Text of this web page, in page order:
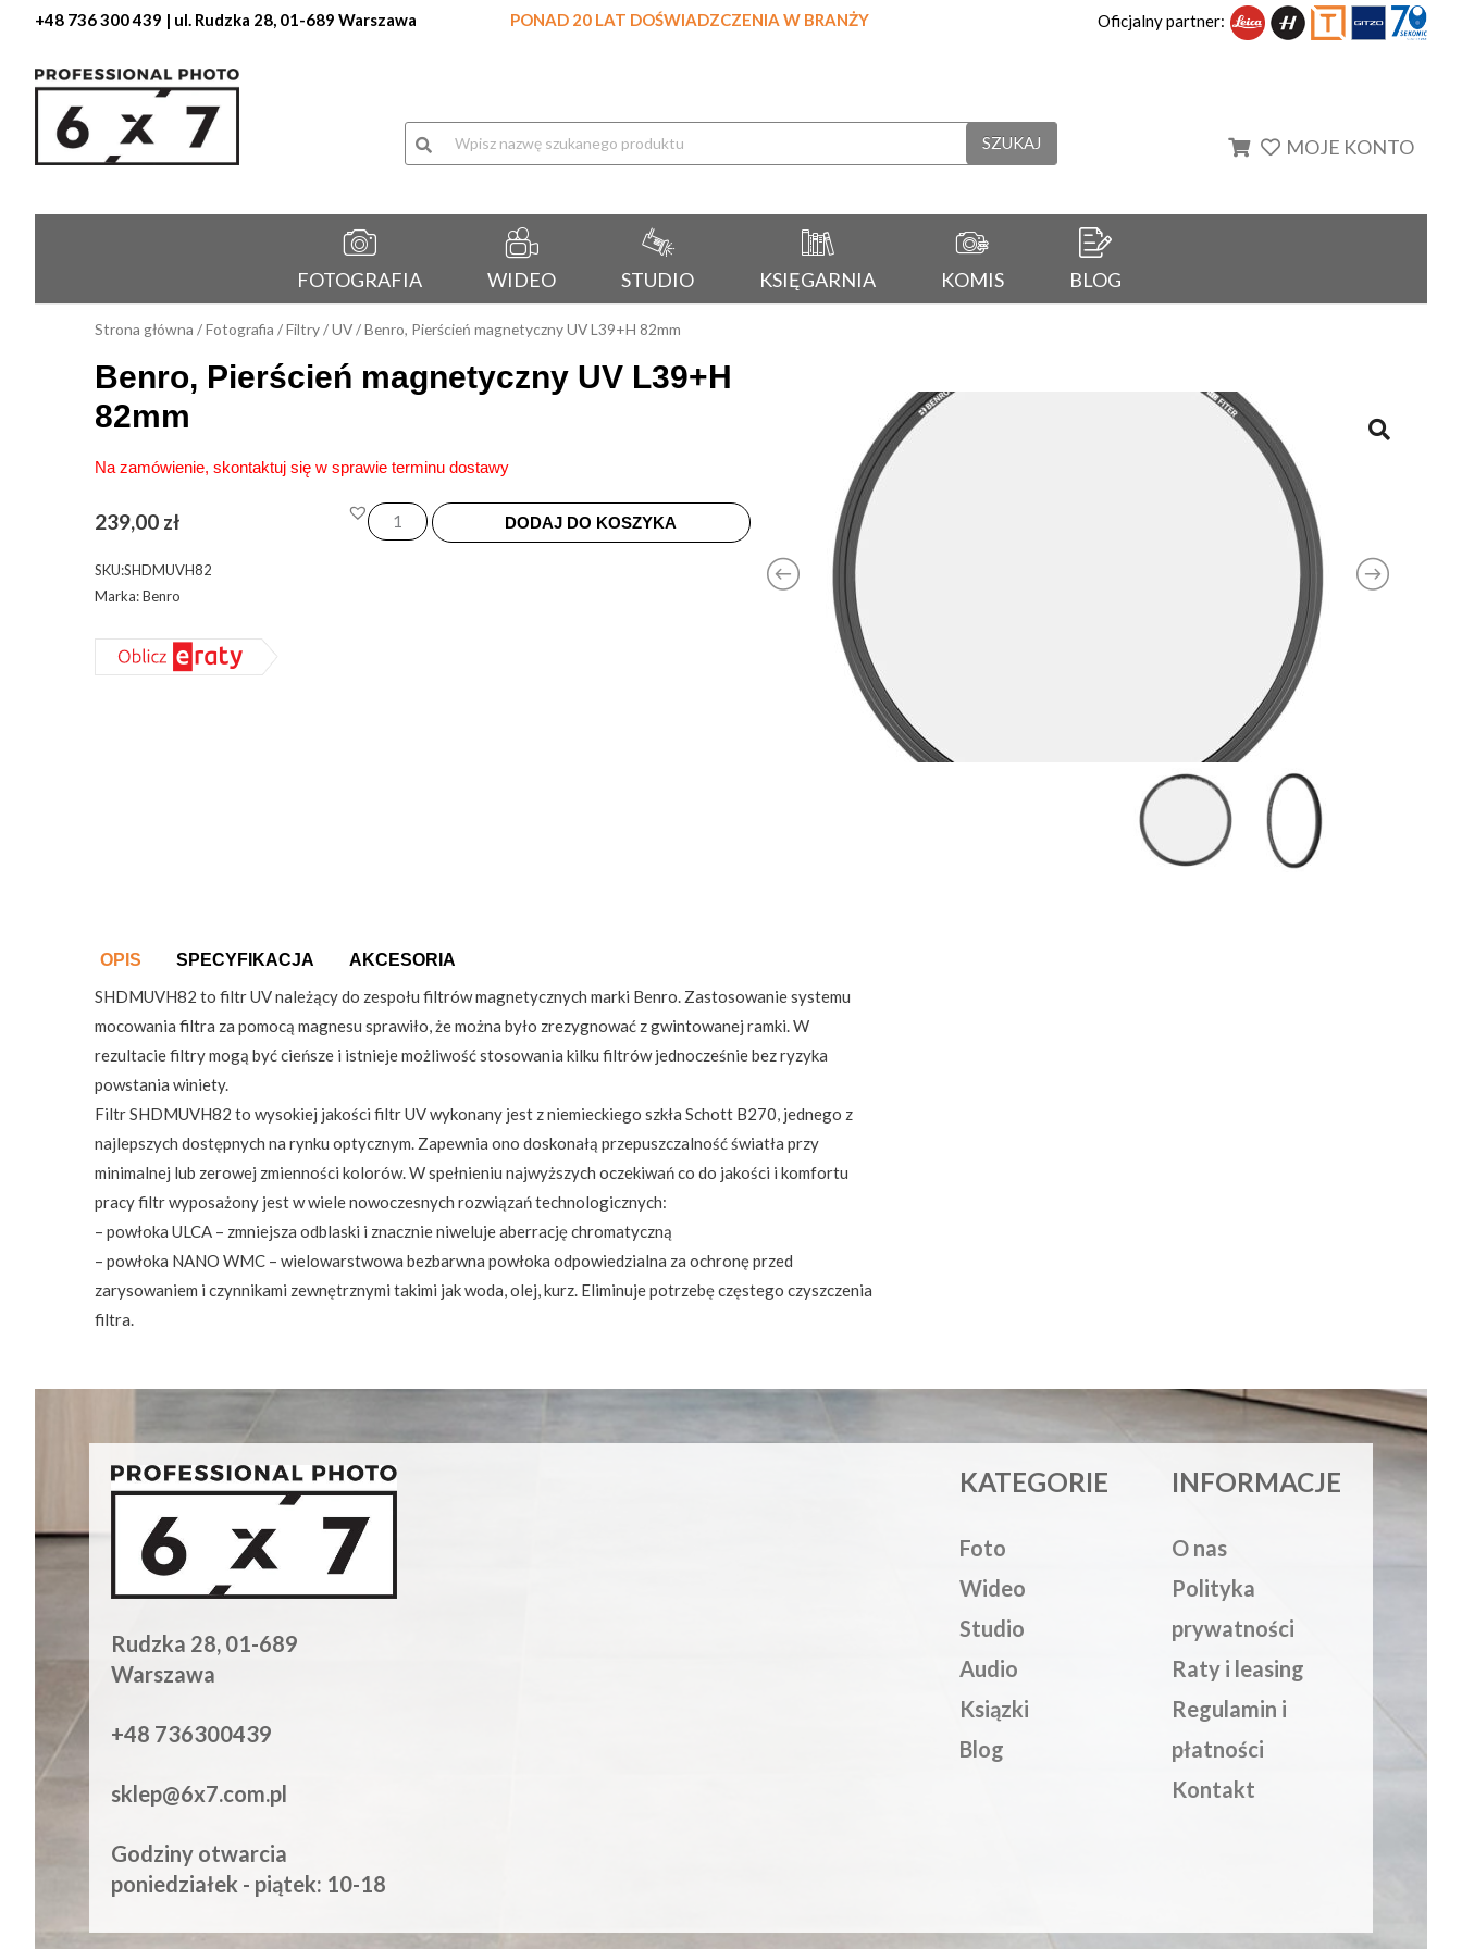
+48 736 300 439 | ul. Rudzka 28, 01-689 Warszawa PONAD 20 LAT DOŚWIADZCZENIA W BRANŻY Oficjalny partner:
Wyszukiwarka
produktów
SZUKAJ MOJE KONTO
FOTOGRAFIA WIDEO STUDIO KSIĘGARNIA KOMIS BLOG
Strona główna /Fotografia /Filtry/UV/ Benro, Pierścień magnetyczny UV L39+H 82mm
Benro, Pierścień magnetyczny UV L39+H
82mm
Na zamówienie, skontaktuj się w sprawie terminu dostawy
239,00 zł
Benro,
DODAJ DO KOSZYKA
SKU:SHDMUVH82
Marka: Benro
OPIS SPECYFIKACJA AKCESORIA
SHDMUVH82 to filtr UV należący do zespołu filtrów magnetycznych marki Benro. Zastosowanie systemu
mocowania filtra za pomocą magnesu sprawiło, że można było zrezygnować z gwintowanej ramki. W
rezultacie filtry mogą być cieńsze i istnieje możliwość stosowania kilku filtrów jednocześnie bez ryzyka
powstania winiety.
Filtr SHDMUVH82 to wysokiej jakości filtr UV wykonany jest z niemieckiego szkła Schott B270, jednego z
najlepszych dostępnych na rynku optycznym. Zapewnia ono doskonałą przepuszczalność światła przy
minimalnej lub zerowej zmienności kolorów. W spełnieniu najwyższych oczekiwań co do jakości i komfortu
pracy filtr wyposażony jest w wiele nowoczesnych rozwiązań technologicznych:
– powłoka ULCA – zmniejsza odblaski i znacznie niweluje aberrację chromatyczną
– powłoka NANO WMC – wielowarstwowa bezbarwna powłoka odpowiedzialna za ochronę przed
zarysowaniem i czynnikami zewnętrznymi takimi jak woda, olej, kurz. Eliminuje potrzebę częstego czyszczenia
filtra.
Rudzka 28, 01-689
Warszawa
+48 736300439
sklep@6x7.com.pl
Godziny otwarcia
poniedziałek - piątek: 10-18
KATEGORIE
Foto
Wideo
Studio
Audio
Ksiązki
Blog
INFORMACJE
O nas
Polityka
prywatności
Raty i leasing
Regulamin i
płatności
Kontakt